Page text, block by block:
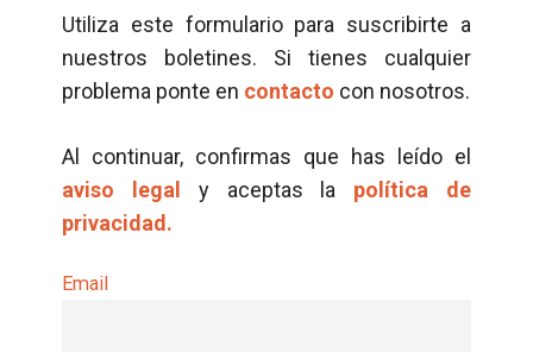
Utiliza este formulario para suscribirte a
nuestros boletines. Si tienes cualquier
problema ponte en contacto con nosotros.
Al continuar, confirmas que has leído el
aviso legal y aceptas la política de
privacidad.
Email